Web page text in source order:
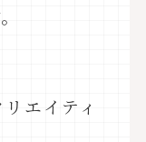
エイティ